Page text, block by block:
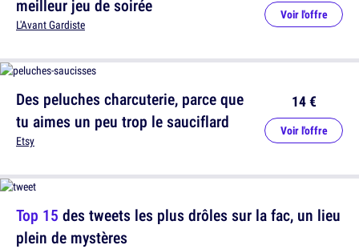
Des peluches charcuterie, parce que
tu aimes un peu trop le sauciflard
Etsy
14 €
Voir l'offre
meilleur jeu de soirée
L'Avant Gardiste
Voir l'offre
Top 15 des tweets les plus drôles sur la fac, un lieu
plein de mystères